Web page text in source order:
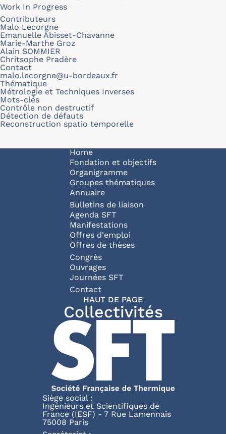
Work In Progress
Contributeurs
Malo Lecorgne
Emanuelle Abisset-Chavanne
Marie-Marthe Groz
Alain SOMMIER
Chritsophe Pradère
Contact
malo.lecorgne@u-bordeaux.fr
Thématique
Métrologie et Techniques Inverses
Mots-clés
Contrôle non destructif
Détection de défauts
Reconstruction spatio temporelle
Navigation principale
Home
Fondation et objectifs
Organigramme
Groupes thématiques
Annuaire
Bulletins de liaison
Agenda SFT
Manifestations
Offres d'emploi
Offres de thèses
Congrès
Ouvrages
Journées SFT
Pied de page
Contact
HAUT DE PAGE
Collectivités
Siège social :
Ingénieurs et Scientifiques de
France (IESF) - 7 Rue Lamennais
75008 Paris